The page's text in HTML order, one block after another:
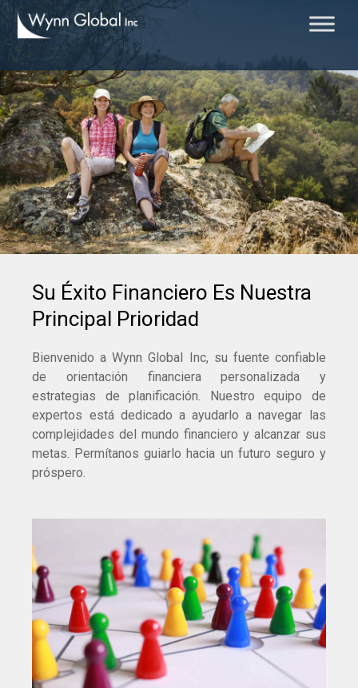
Su Éxito Financiero Es Nuestra
Principal Prioridad
Bienvenido a Wynn Global Inc, su fuente confiable
de orientación financiera personalizada y
estrategias de planificación. Nuestro equipo de
expertos está dedicado a ayudarlo a navegar las
complejidades del mundo financiero y alcanzar sus
metas. Permítanos guiarlo hacia un futuro seguro y
próspero.